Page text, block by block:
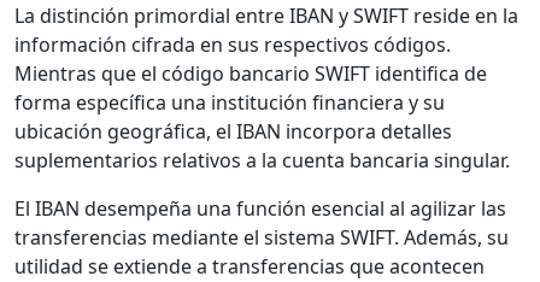
La distinción primordial entre IBAN y SWIFT reside en la
información cifrada en sus respectivos códigos.
Mientras que el código bancario SWIFT identifica de
forma específica una institución financiera y su
ubicación geográfica, el IBAN incorpora detalles
suplementarios relativos a la cuenta bancaria singular.
El IBAN desempeña una función esencial al agilizar las
transferencias mediante el sistema SWIFT. Además, su
utilidad se extiende a transferencias que acontecen